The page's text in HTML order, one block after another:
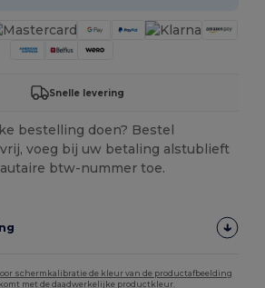
Snelle levering
bestelling doen? Bestel
voeg bij uw betaling alstublieft
btw-nummer toe.
schermkalibratie de kleur van de productafbeelding
met de daadwerkelijke productkleur.